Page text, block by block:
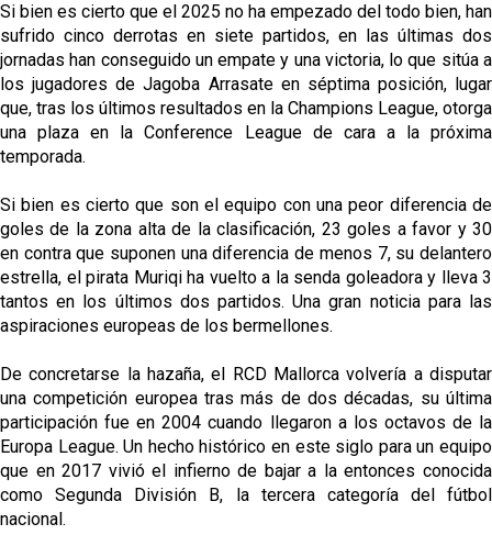
Miguel Sierra: La temporada pasada se vio
reflejado que podemos tirar para delante y
trabajamos con ilusión
Diomande ya es madridista mientras Rodri agita el
mercado
El Levante UD no descarta vender a Carlos Álvarez
El Sevilla FC trabaja en la contratación de George
Ilenikhena
Joan Jordán podría tener al Estrela Amadora como
destino este lunes
El Sevilla FC Femenino ya conoce su rival para
semifinales
Si bien es cierto que el 2025 no ha empezado del todo bien, han
sufrido cinco derrotas en siete partidos, en las últimas dos
jornadas han conseguido un empate y una victoria, lo que sitúa a
los jugadores de Jagoba Arrasate en séptima posición, lugar
que, tras los últimos resultados en la Champions League, otorga
una plaza en la Conference League de cara a la próxima
temporada.
Si bien es cierto que son el equipo con una peor diferencia de
goles de la zona alta de la clasificación, 23 goles a favor y 30
en contra que suponen una diferencia de menos 7, su delantero
estrella, el pirata Muriqi ha vuelto a la senda goleadora y lleva 3
tantos en los últimos dos partidos. Una gran noticia para las
aspiraciones europeas de los bermellones.
De concretarse la hazaña, el RCD Mallorca volvería a disputar
una competición europea tras más de dos décadas, su última
participación fue en 2004 cuando llegaron a los octavos de la
Europa League. Un hecho histórico en este siglo para un equipo
que en 2017 vivió el infierno de bajar a la entonces conocida
como Segunda División B, la tercera categoría del fútbol
nacional.